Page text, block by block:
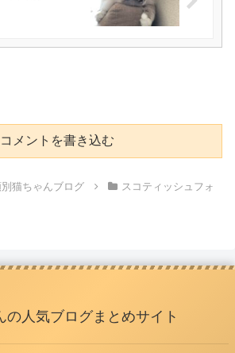
コメントを書き込む
猫ちゃんブログ
スコティッシュフォ
の人気ブログまとめサイト